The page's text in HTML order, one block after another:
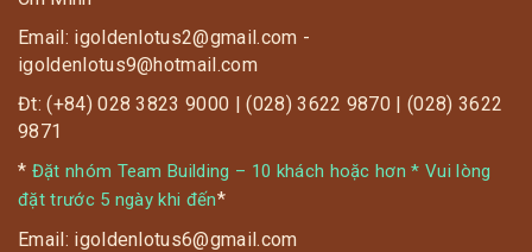
Email: igoldenlotus2@gmail.com -
igoldenlotus9@hotmail.com
Đt: (+84) 028 3823 9000 | (028) 3622 9870 | (028) 3622
9871
* Đặt nhóm Team Building – 10 khách hoặc hơn * Vui lòng
đặt trước 5 ngày khi đến*
Email: igoldenlotus6@gmail.com